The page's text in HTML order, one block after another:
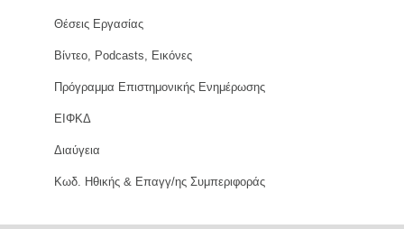
Θέσεις Εργασίας
Βίντεο, Podcasts, Εικόνες
Πρόγραμμα Επιστημονικής Ενημέρωσης
ΕΙΦΚΔ
Διαύγεια
Κωδ. Ηθικής & Επαγγ/ης Συμπεριφοράς